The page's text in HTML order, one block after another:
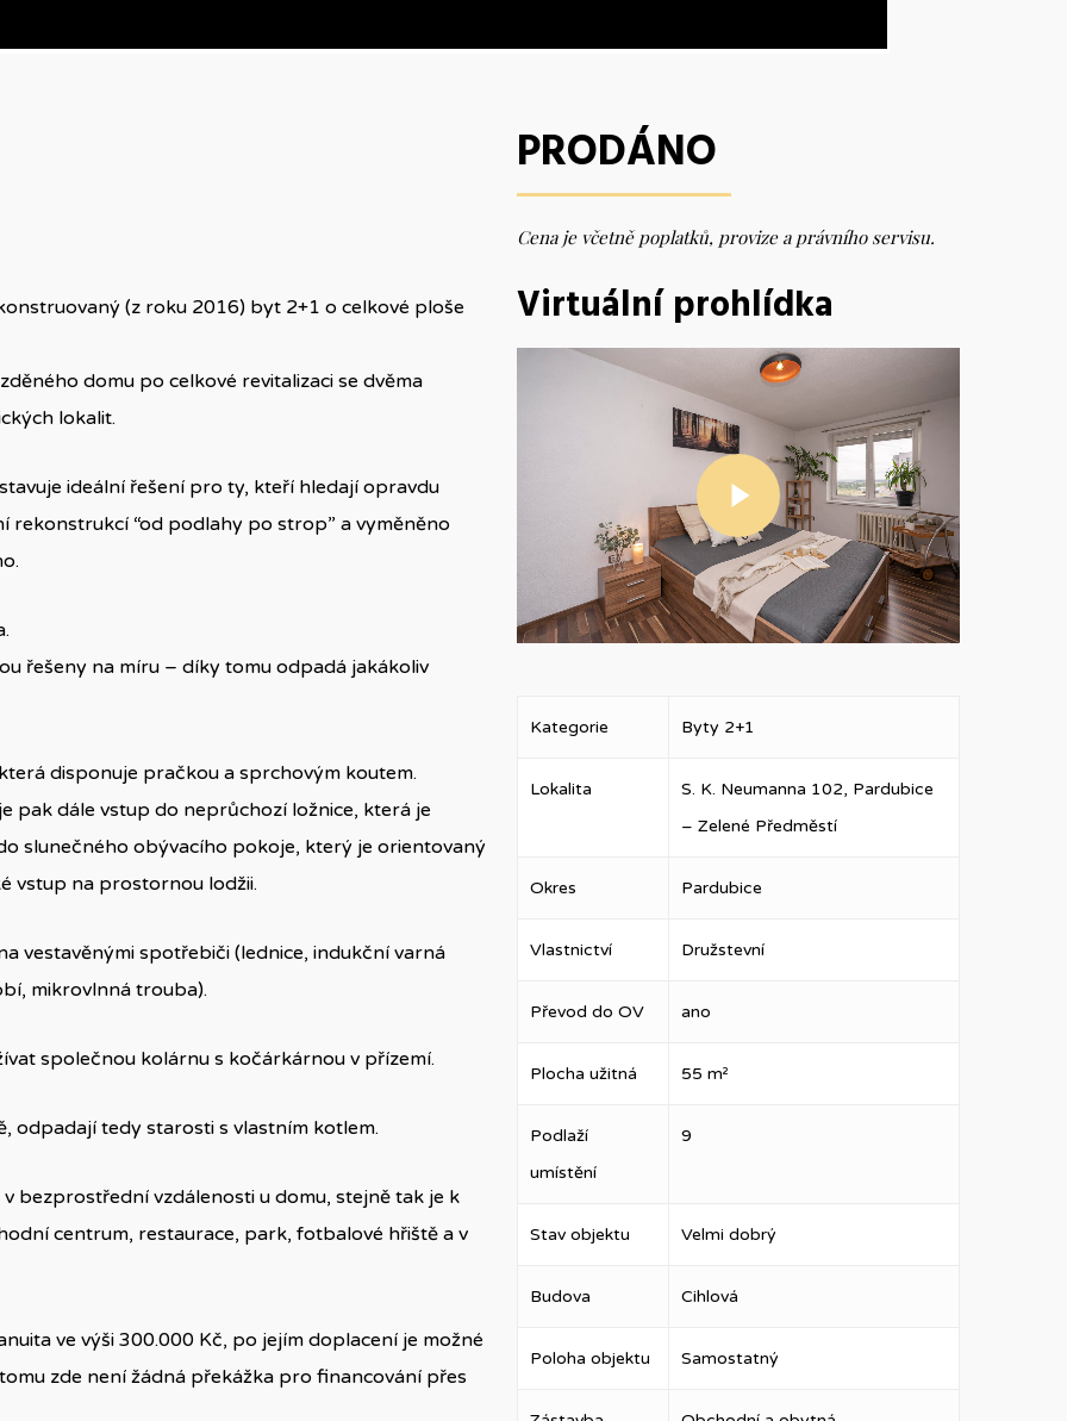
(z roku 2016) byt 2+1 o celkové ploše
domu po celkové revitalizaci se dvěma
lokalit.
ideální řešení pro ty, kteří hledají opravdu
“od podlahy po strop” a vyměněno
řešeny na míru – díky tomu odpadá jakákoliv
disponuje pračkou a sprchovým koutem.
pak dále vstup do neprůchozí ložnice, která je
slunečného obývacího pokoje, který je orientovaný
vstup na prostornou lodžii.
vestavěnými spotřebiči (lednice, indukční varná
mikrovlnná trouba).
společnou kolárnu s kočárkárnou v přízemí.
odpadají tedy starosti s vlastním kotlem.
bezprostřední vzdálenosti u domu, stejně tak je k
centrum, restaurace, park, fotbalové hřiště a v
ve výši 300.000 Kč, po jejím doplacení je možné
zde není žádná překážka pro financování přes
PRODÁNO
Cena je včetně poplatků, provize a právního servisu.
Virtuální prohlídka
Play Video
Kategorie Byty 2+1
Lokalita
S. K. Neumanna 102, Pardubice
– Zelené Předměstí
Okres Pardubice
Vlastnictví Družstevní
Převod do OV ano
Plocha užitná 55 m²
Podlaží
umístění
9
Stav objektu Velmi dobrý
Budova Cihlová
Poloha objektu Samostatný